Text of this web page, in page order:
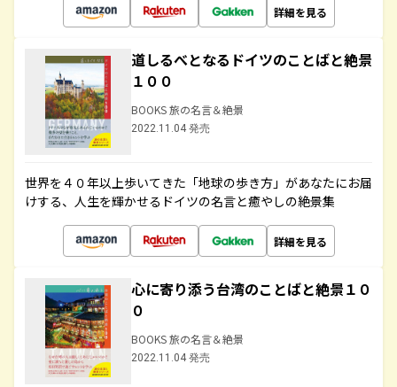
詳細を見る
道しるべとなるドイツのことばと絶景
１００
BOOKS 旅の名言＆絶景
2022.11.04 発売
世界を４０年以上歩いてきた「地球の歩き方」があなたにお届
けする、人生を輝かせるドイツの名言と癒やしの絶景集
詳細を見る
心に寄り添う台湾のことばと絶景１０
０
BOOKS 旅の名言＆絶景
2022.11.04 発売